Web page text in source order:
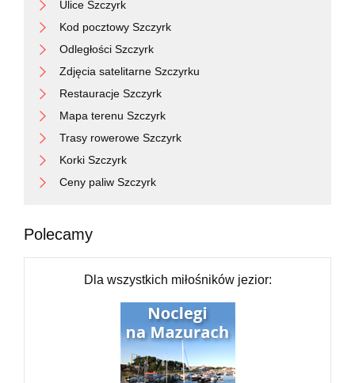
Ulice Szczyrk
Kod pocztowy Szczyrk
Odległości Szczyrk
Zdjęcia satelitarne Szczyrku
Restauracje Szczyrk
Mapa terenu Szczyrk
Trasy rowerowe Szczyrk
Korki Szczyrk
Ceny paliw Szczyrk
Polecamy
Dla wszystkich miłośników jezior: